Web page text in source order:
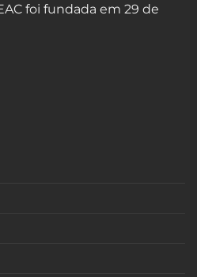
foi fundada em 29 de